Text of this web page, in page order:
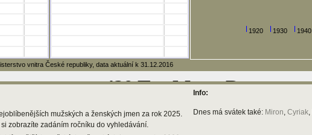
1920 1930 1940
vnitra České republiky, data aktuální k 31.12.2016
Info:
mužských a ženských jmen za rok 2025.
si zobrazíte zadáním ročníku do vyhledávání.
Dnes má svátek také: Miron, Cyriak,